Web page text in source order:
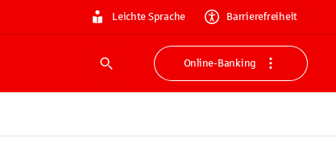
Leichte Sprache Barrierefreiheit
Suche
Online-Banking